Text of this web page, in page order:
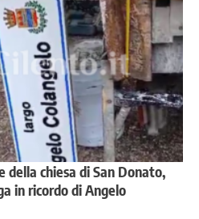
della chiesa di San Donato,
in ricordo di Angelo